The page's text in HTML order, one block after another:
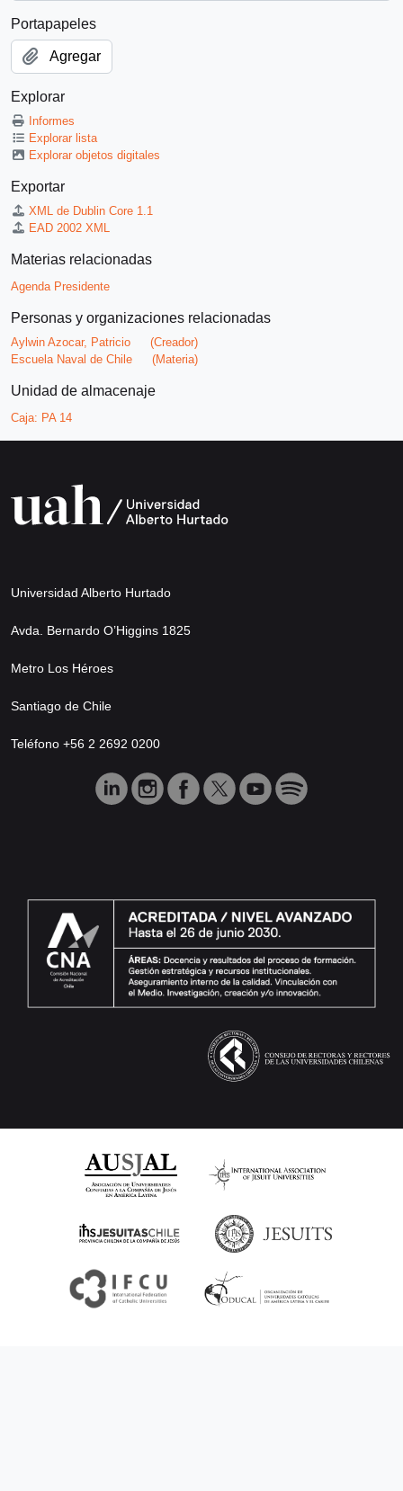
Portapapeles
Agregar
Explorar
Informes
Explorar lista
Explorar objetos digitales
Exportar
XML de Dublin Core 1.1
EAD 2002 XML
Materias relacionadas
Agenda Presidente
Personas y organizaciones relacionadas
Aylwin Azocar, Patricio
(Creador)
Escuela Naval de Chile
(Materia)
Unidad de almacenaje
Caja: PA 14
Universidad Alberto Hurtado
Avda. Bernardo O’Higgins 1825
Metro Los Héroes
Santiago de Chile
Teléfono +56 2 2692 0200